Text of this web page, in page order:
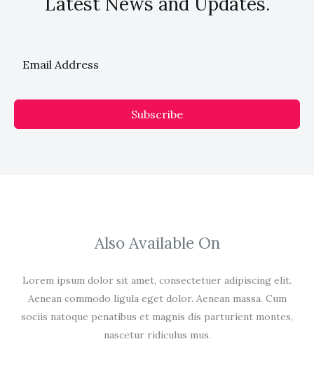
Subscribe
Also Available On
Lorem ipsum dolor sit amet, consectetuer adipiscing elit.
Aenean commodo ligula eget dolor. Aenean massa. Cum
sociis natoque penatibus et magnis dis parturient montes,
nascetur ridiculus mus.